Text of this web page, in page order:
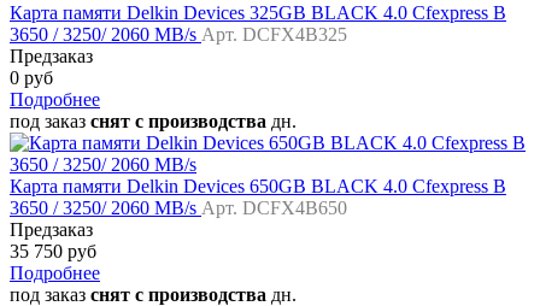
Карта памяти Delkin Devices 325GB BLACK 4.0 Cfexpress B
3650 / 3250/ 2060 MB/s Арт. DCFX4B325
Предзаказ
0 руб
Подробнее
под заказ снят с производства дн.
Карта памяти Delkin Devices 650GB BLACK 4.0 Cfexpress B
3650 / 3250/ 2060 MB/s Арт. DCFX4B650
Предзаказ
35 750 руб
Подробнее
под заказ снят с производства дн.